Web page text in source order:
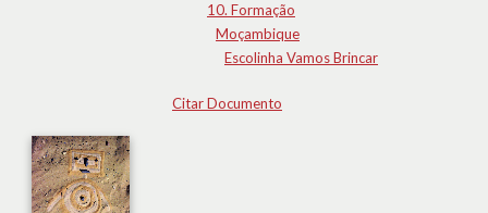
10. Formação
Moçambique
Escolinha Vamos Brincar
Citar Documento